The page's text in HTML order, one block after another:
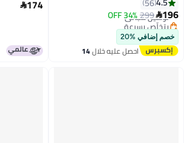
196
299
34% OFF
توصيل مجاني
بتخلّص بسرعة
توصيل مجاني
خصم إضافي %20
احصل عليه خلال14
174